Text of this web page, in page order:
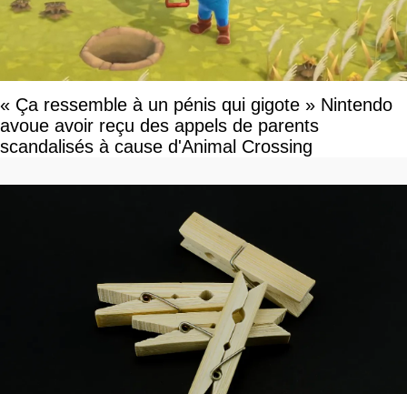
« Ça ressemble à un pénis qui gigote » Nintendo
avoue avoir reçu des appels de parents
scandalisés à cause d'Animal Crossing